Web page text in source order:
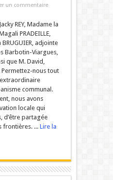
un commentaire
REY, Madame la
PRADEILLE,
adjointe
Barbotin-Viargues,
que M. David,
nous tout
communal.
nous avons
locale qui
d’être partagée
frontières. ... Lire la